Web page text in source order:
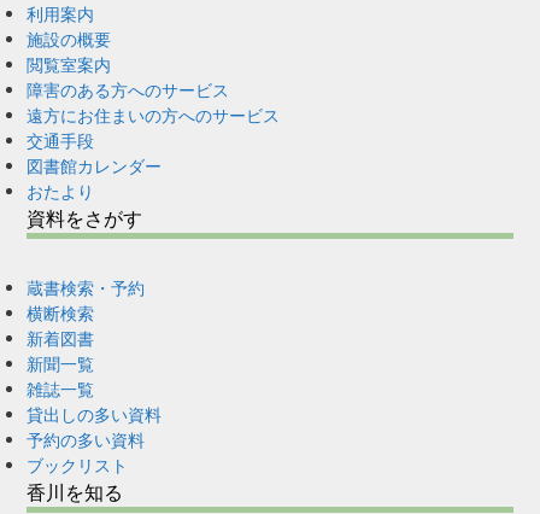
利用案内
施設の概要
閲覧室案内
障害のある方へのサービス
遠方にお住まいの方へのサービス
交通手段
図書館カレンダー
おたより
資料をさがす
蔵書検索・予約
横断検索
新着図書
新聞一覧
雑誌一覧
貸出しの多い資料
予約の多い資料
ブックリスト
香川を知る